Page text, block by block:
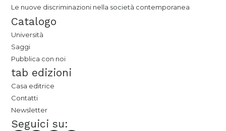
Le nuove discriminazioni nella società contemporanea
Catalogo
Università
Saggi
Pubblica con noi
tab edizioni
Casa editrice
Contatti
Newsletter
Seguici su: